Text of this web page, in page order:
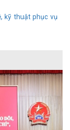
kỹ thuật phục vụ